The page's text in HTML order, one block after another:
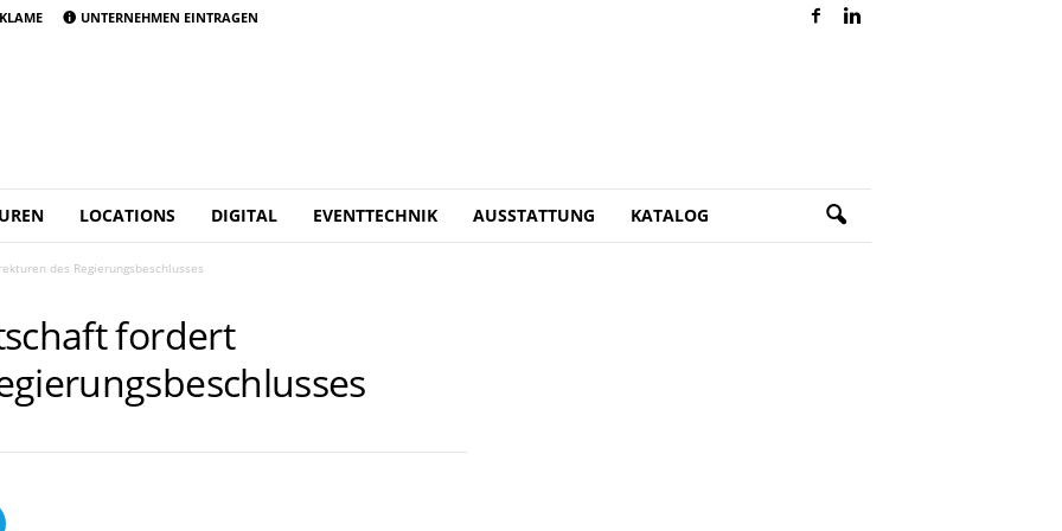
UNTERNEHMEN EINTRAGEN
LOCATIONS DIGITAL EVENTTECHNIK AUSSTATTUNG KATALOG
des Regierungsbeschlusses
fordert